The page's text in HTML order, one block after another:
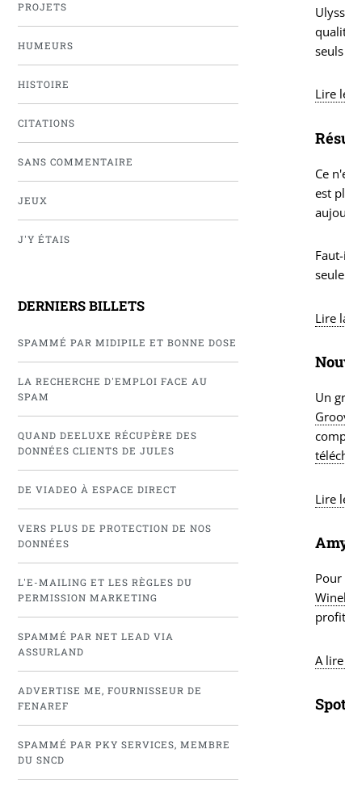
PROJETS
HUMEURS
HISTOIRE
CITATIONS
SANS COMMENTAIRE
JEUX
J'Y ÉTAIS
DERNIERS BILLETS
SPAMMÉ PAR MIDIPILE ET BONNE DOSE
LA RECHERCHE D'EMPLOI FACE AU
SPAM
QUAND DEELUXE RÉCUPÈRE DES
DONNÉES CLIENTS DE JULES
DE VIADEO À ESPACE DIRECT
VERS PLUS DE PROTECTION DE NOS
DONNÉES
L'E-MAILING ET LES RÈGLES DU
PERMISSION MARKETING
SPAMMÉ PAR NET LEAD VIA
ASSURLAND
ADVERTISE ME, FOURNISSEUR DE
FENAREF
SPAMMÉ PAR PKY SERVICES, MEMBRE
DU SNCD
Lire
Ce
est
Lire
Un
Lire
A